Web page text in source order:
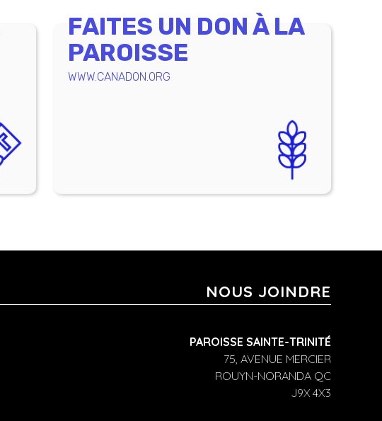
FAITES UN DON À LA
PAROISSE
WWW.CANADON.ORG
NOUS JOINDRE
PAROISSE SAINTE-TRINITÉ
75, AVENUE MERCIER
ROUYN-NORANDA QC
J9X 4X3